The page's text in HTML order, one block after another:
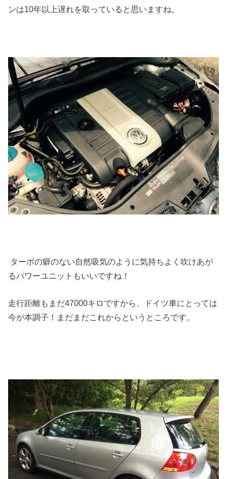
ンは10年以上遅れを取っていると思いますね。
ターボの癖のない自然吸気のように気持ちよく吹けあが
るパワーユニットもいいですね！
走行距離もまだ47000キロですから、ドイツ車にとっては
今が本調子！まだまだこれからというところです。